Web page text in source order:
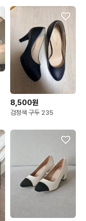
8,500원
검정색 구두 235